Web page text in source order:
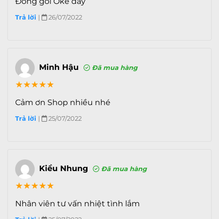
Bộ nhớ trong
Kết nối
GPS
Bluetooth
nối/sạc
Trả lời | 26/07/2022
Minh Hậu Đã mua hàng
★★★★★
Cảm ơn Shop nhiều nhé
Trả lời | 25/07/2022
Kiều Nhung Đã mua hàng
★★★★★
Nhân viên tư vấn nhiệt tình lắm